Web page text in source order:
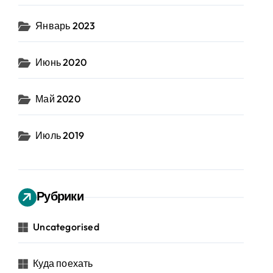
Январь 2023
Июнь 2020
Май 2020
Июль 2019
Рубрики
Uncategorised
Куда поехать